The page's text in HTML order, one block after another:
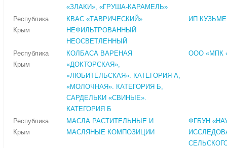
«ЗЛАКИ», «ГРУША-КАРАМЕЛЬ»
Республика
Крым
КВАС «ТАВРИЧЕСКИЙ»
НЕФИЛЬТРОВАННЫЙ
НЕОСВЕТЛЕННЫЙ
ИП
Республика
Крым
КОЛБАСА ВАРЕНАЯ
«ДОКТОРСКАЯ»,
«ЛЮБИТЕЛЬСКАЯ». КАТЕГОРИЯ А,
«МОЛОЧНАЯ». КАТЕГОРИЯ Б,
САРДЕЛЬКИ «СВИНЫЕ».
КАТЕГОРИЯ Б
ООО «МПК
Республика
Крым
МАСЛА РАСТИТЕЛЬНЫЕ И
МАСЛЯНЫЕ КОМПОЗИЦИИ
ФГБУН